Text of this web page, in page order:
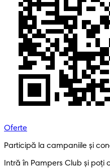
Oferte
Participă la campaniile și
Intră în Pampers Club și poți